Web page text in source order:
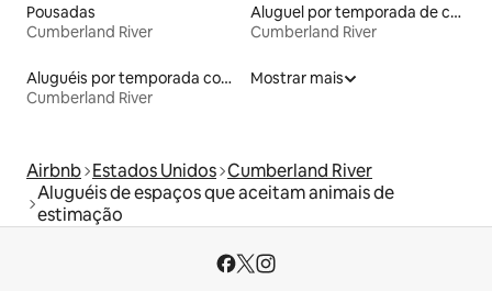
Pousadas
Cumberland River
Aluguel por temporada de casas de veraneio
Cumberland River
Aluguéis por temporada com suítes privativas
Cumberland River
Mostrar mais
Airbnb Estados Unidos Cumberland River
Aluguéis de espaços que aceitam animais de
estimação